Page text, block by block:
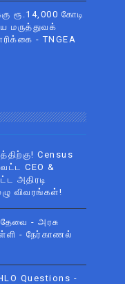
ரூ.14,000 கோடி
மருத்துவக்
- TNGEA
Census
CEO &
அதிரடி
விவரங்கள்!
- அரசு
- நேர்காணல்
Questions -